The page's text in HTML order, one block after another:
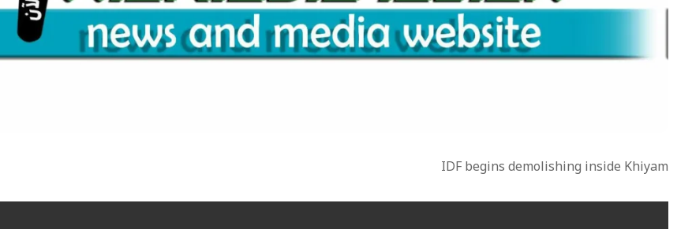
IDF begins demolishing inside Khiyam